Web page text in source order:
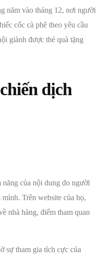
năm vào tháng 12, nơi người
cốc cà phê theo yêu cầu
giành được thẻ quà tặng
dịch
của nội dung do người
Trên website của họ,
nhà hàng, điểm tham quan
sự tham gia tích cực của